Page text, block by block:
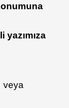
yazımıza
veya